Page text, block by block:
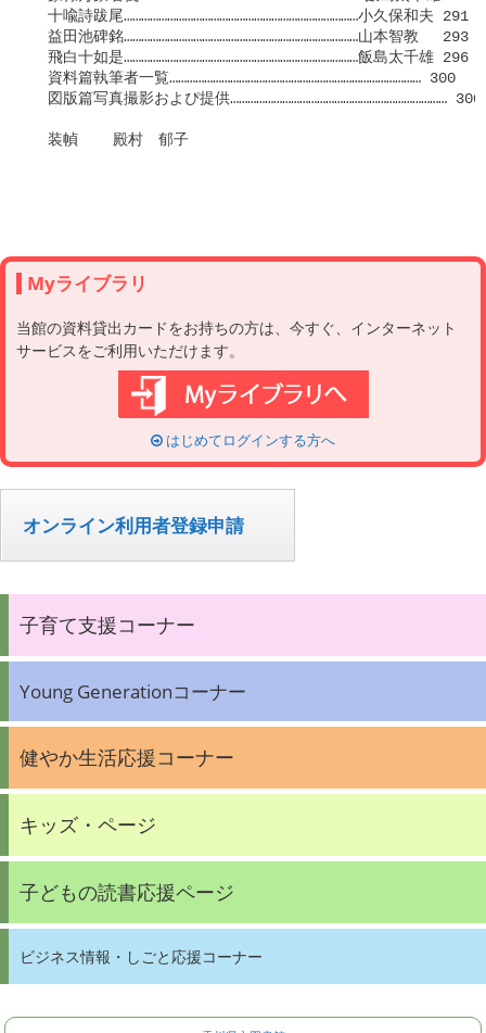
十喩詩跋尾………………………………………………………………………小久保和夫 291
益田池碑銘………………………………………………………………………山本智教　 293
飛白十如是………………………………………………………………………飯島太千雄 296
資料篇執筆者一覧…………………………………………………………………………… 300
図版篇写真撮影およぴ提供………………………………………………………………… 300
装幀    殿村　郁子
Myライブラリ
当館の資料貸出カードをお持ちの方は、今すぐ、インターネット
サービスをご利用いただけます。
はじめてログインする方へ
オンライン利用者登録申請
子育て支援コーナー
Young Generationコーナー
健やか生活応援コーナー
キッズ・ページ
子どもの読書応援ページ
ビジネス情報・しごと応援コーナー